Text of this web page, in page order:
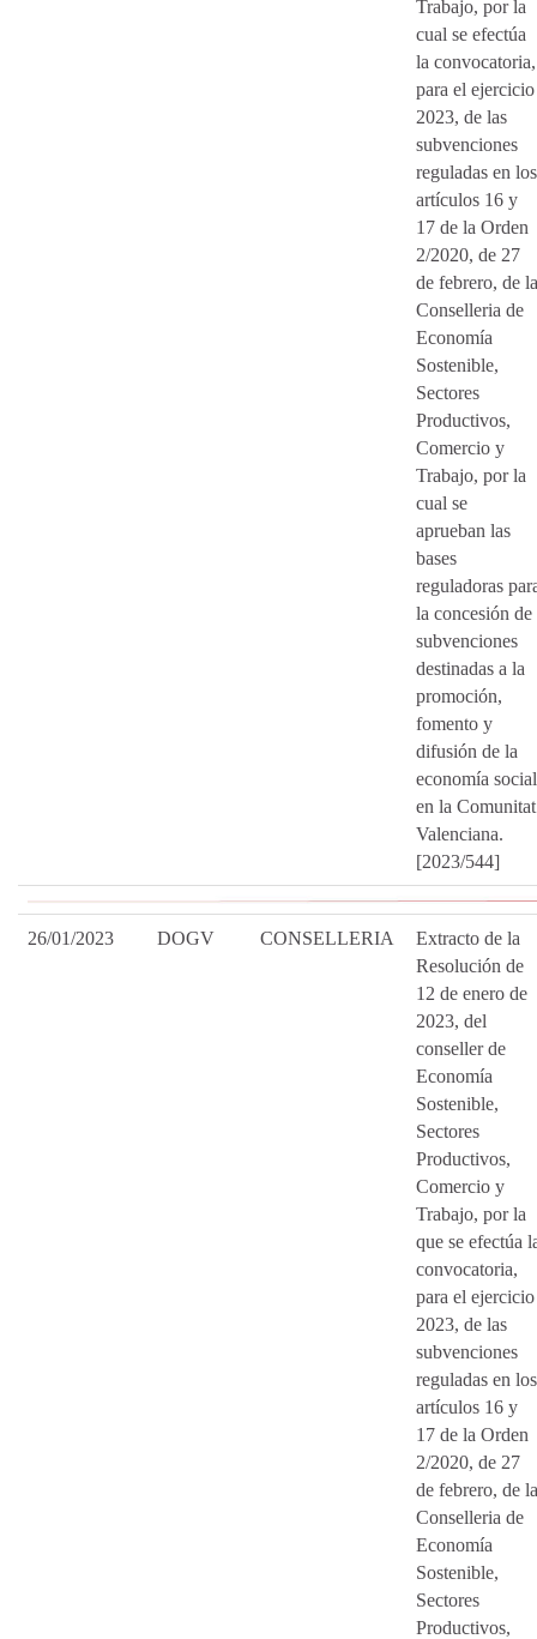
Trabajo, por la
cual se efectúa
la convocatoria,
para el ejercicio
2023, de las
subvenciones
reguladas en los
artículos 16 y
17 de la Orden
2/2020, de 27
de febrero, de la
Conselleria de
Economía
Sostenible,
Sectores
Productivos,
Comercio y
Trabajo, por la
cual se
aprueban las
bases
reguladoras
la concesión de
subvenciones
destinadas a la
promoción,
fomento y
difusión de la
economía social
en la Comunitat
Valenciana.
[2023/544]
26/01/2023 DOGV CONSELLERIA
Extracto de la
Resolución de
12 de enero de
2023, del
conseller de
Economía
Sostenible,
Sectores
Productivos,
Comercio y
Trabajo, por la
que se efectúa
convocatoria,
para el ejercicio
2023, de las
subvenciones
reguladas en los
artículos 16 y
17 de la Orden
2/2020, de 27
de febrero, de la
Conselleria de
Economía
Sostenible,
Sectores
Productivos,